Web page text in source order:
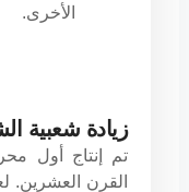
الأخرى.
زيادة شعبية
تم إنتاج أول
القرن العشرين.